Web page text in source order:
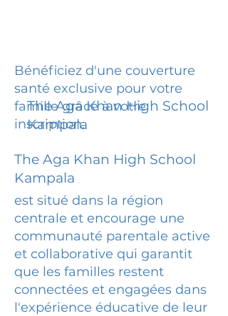
Bénéficiez d'une couverture
santé exclusive pour votre
famille grâce à votre
inscription.
The Aga Khan High School
Kampala
The Aga Khan High School
Kampala
est situé dans la région
centrale et encourage une
communauté parentale active
et collaborative qui garantit
que les familles restent
connectées et engagées dans
l'expérience éducative de leur